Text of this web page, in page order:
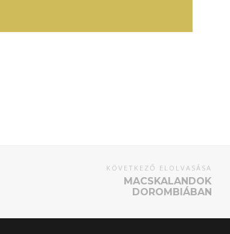
KÖVETKEZŐ ELOLVASÁSA
MACSKALANDOK
DOROMBIÁBAN